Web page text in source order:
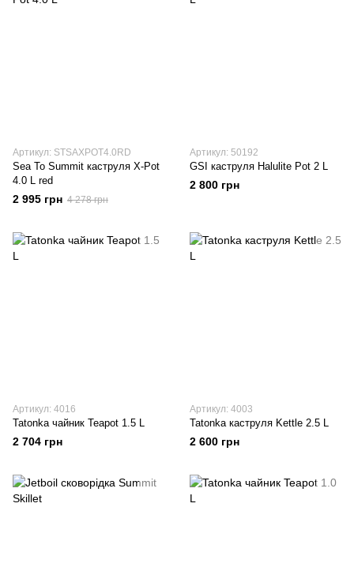
Артикул: STSAXPOT4.0RD
Sea To Summit каструля X-Pot
4.0 L red
2 995 грн 4 278 грн
Артикул: 50192
GSI каструля Halulite Pot 2 L
2 800 грн
Артикул: 4016
Tatonka чайник Teapot 1.5 L
2 704 грн
Артикул: 4003
Tatonka каструля Kettle 2.5 L
2 600 грн